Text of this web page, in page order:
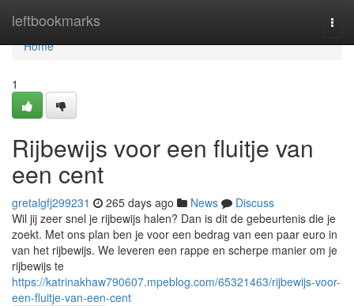
leftbookmarks
Home
Home
1
Rijbewijs voor een fluitje van
een cent
gretalgfj299231 265 days ago News
Discuss
Wil jij zeer snel je rijbewijs halen? Dan is dit de gebeurtenis die je
zoekt. Met ons plan ben je voor een bedrag van een paar euro in
van het rijbewijs. We leveren een rappe en scherpe manier om je
rijbewijs te
https://katrinakhaw790607.mpeblog.com/65321463/rijbewijs-voor-
een-fluitje-van-een-cent